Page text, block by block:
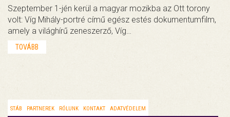
Szeptember 1-jén kerül a magyar mozikba az Ott torony
volt: Víg Mihály-portré című egész estés dokumentumfilm,
amely a világhírű zeneszerző, Víg…
TOVÁBB
STÁB PARTNEREK RÓLUNK KONTAKT ADATVÉDELEM